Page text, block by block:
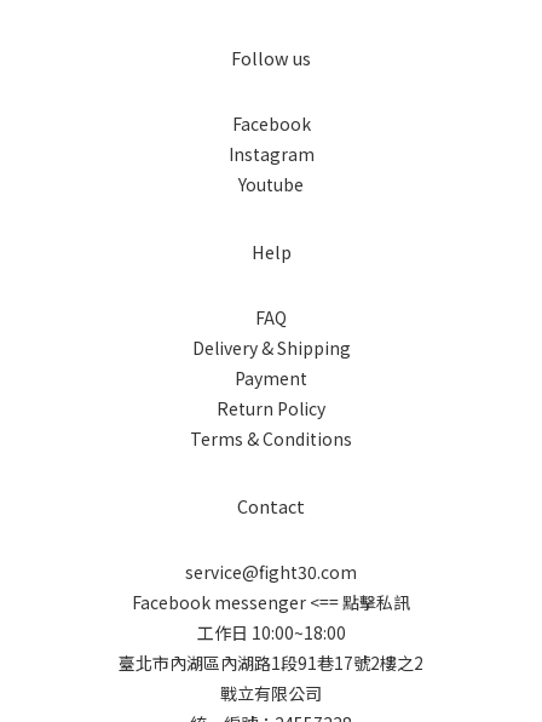
Follow us
Facebook
Instagram
Youtube
Help
FAQ
Delivery & Shipping
Payment
Return Policy
Terms & Conditions
Contact
service@fight30.com
Facebook messenger <== 點擊私訊
工作日 10:00~18:00
臺北市內湖區內湖路1段91巷17號2樓之2
戰立有限公司